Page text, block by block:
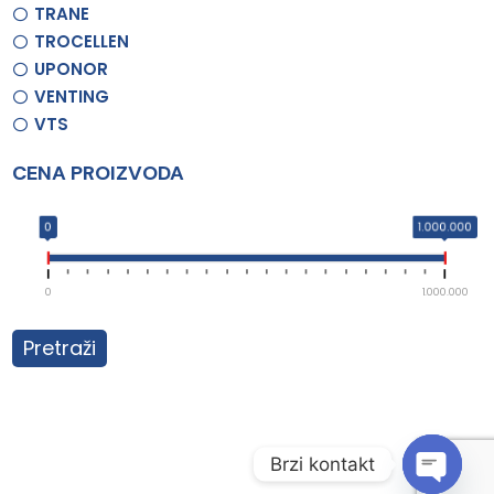
TRANE
TROCELLEN
UPONOR
VENTING
VTS
CENA PROIZVODA
0 1.000.000
0 1.000.000
Pretraži
Brzi kontakt